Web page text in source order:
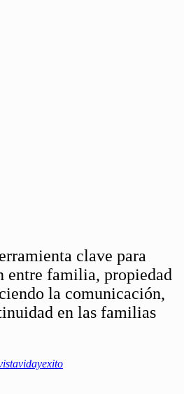
clave para
entre familia, propiedad
la comunicación,
en las familias